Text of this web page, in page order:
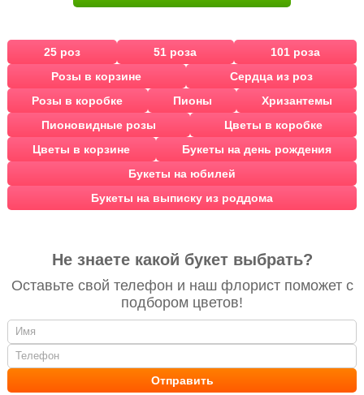
25 роз 51 роза
101 роза
Розы в корзине
Сердца из роз
Розы в коробке
Пионы
Хризантемы
Пионовидные розы
Цветы в коробке
Цветы в корзине
Букеты на день рождения
Букеты на юбилей
Букеты на выписку из роддома
Не знаете какой букет выбрать?
Оставьте свой телефон и наш флорист поможет с
подбором цветов!